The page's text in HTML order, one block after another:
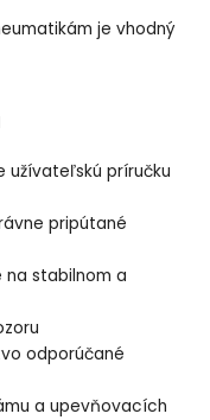
je vhodný
užívateľskú príručku
pripútané
na stabilnom a
odporúčané
a upevňovacích